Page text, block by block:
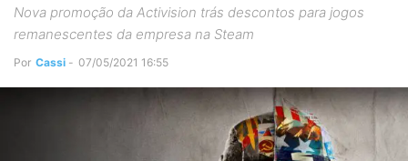
Nova promoção da Activision trás descontos para jogos
remanescentes da empresa na Steam
Por Cassi - 07/05/2021 16:55